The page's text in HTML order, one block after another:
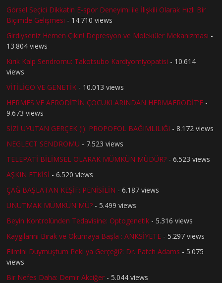
Görsel Seçici Dikkatin E-spor Deneyimi ile İlişkili Olarak Hızlı Bir
Biçimde Gelişmesi - 14.710 views
Girdiyseniz Hemen Çıkın! Depresyon ve Moleküler Mekanizması -
13.804 views
Kırık Kalp Sendromu: Takotsubo Kardiyomiyopatisi - 10.614
views
VİTİLİGO VE GENETİK - 10.013 views
HERMES VE AFRODİT’İN ÇOCUKLARINDAN HERMAFRODİT’E -
9.673 views
SİZİ UYUTAN GERÇEK (!): PROPOFOL BAĞIMLILIĞI - 8.172 views
NEGLECT SENDROMU - 7.523 views
TELEPATİ BİLİMSEL OLARAK MÜMKÜN MÜDÜR? - 6.523 views
AŞKIN ETKİSİ - 6.520 views
ÇAĞ BAŞLATAN KEŞİF: PENİSİLİN - 6.187 views
UNUTMAK MÜMKÜN MÜ? - 5.499 views
Beyin Kontrolünden Tedavisine: Optogenetik - 5.316 views
Kaygılarını Bırak ve Okumaya Başla : ANKSİYETE - 5.297 views
Filmini Duymuştum Peki ya Gerçeği?: Dr. Patch Adams - 5.075
views
Bir Nefes Daha: Demir Akciğer - 5.044 views